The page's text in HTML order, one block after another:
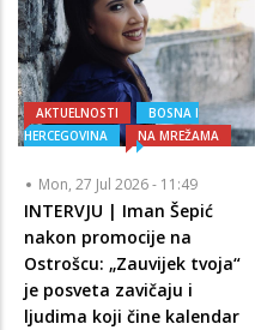
AKTUELNOSTI
BOSNA I
HERCEGOVINA
NA MREŽAMA
Mon, 27 Jul 2026 - 11:49
INTERVJU | Iman Šepić
nakon promocije na
Ostrošcu: „Zauvijek tvoja“
je posveta zavičaju i
ljudima koji čine kalendar